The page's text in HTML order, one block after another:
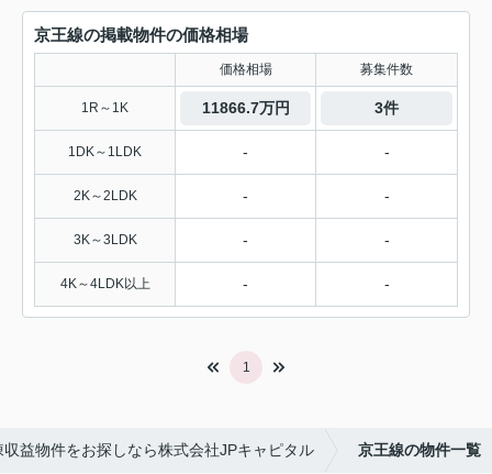
京王線の掲載物件の価格相場
価格相場 募集件数
1R～1K 11866.7万円 3件
1DK～1LDK - -
2K～2LDK - -
3K～3LDK - -
4K～4LDK以上 - -
1
益物件をお探しなら株式会社JPキャピタル 京王線の物件一覧